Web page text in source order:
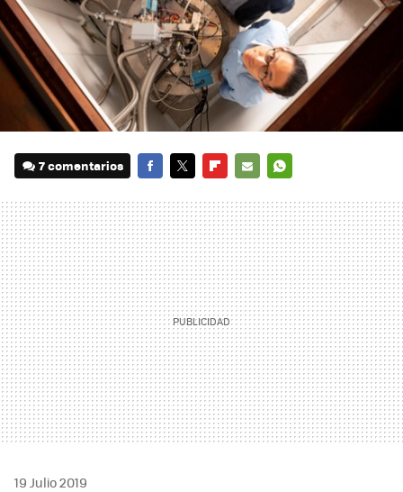
7 comentarios
MAIL
19 Julio 2019